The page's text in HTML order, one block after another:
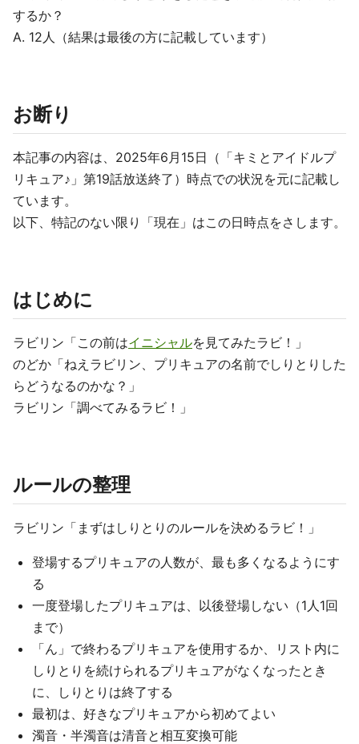
するか？
A. 12人（結果は最後の方に記載しています）
お断り
本記事の内容は、2025年6月15日（「キミとアイドルプ
リキュア♪」第19話放送終了）時点での状況を元に記載し
ています。
以下、特記のない限り「現在」はこの日時点をさします。
はじめに
ラビリン「この前はイニシャルを見てみたラビ！」
のどか「ねえラビリン、プリキュアの名前でしりとりした
らどうなるのかな？」
ラビリン「調べてみるラビ！」
ルールの整理
ラビリン「まずはしりとりのルールを決めるラビ！」
登場するプリキュアの人数が、最も多くなるようにす
る
一度登場したプリキュアは、以後登場しない（1人1回
まで）
「ん」で終わるプリキュアを使用するか、リスト内に
しりとりを続けられるプリキュアがなくなったとき
に、しりとりは終了する
最初は、好きなプリキュアから初めてよい
濁音・半濁音は清音と相互変換可能